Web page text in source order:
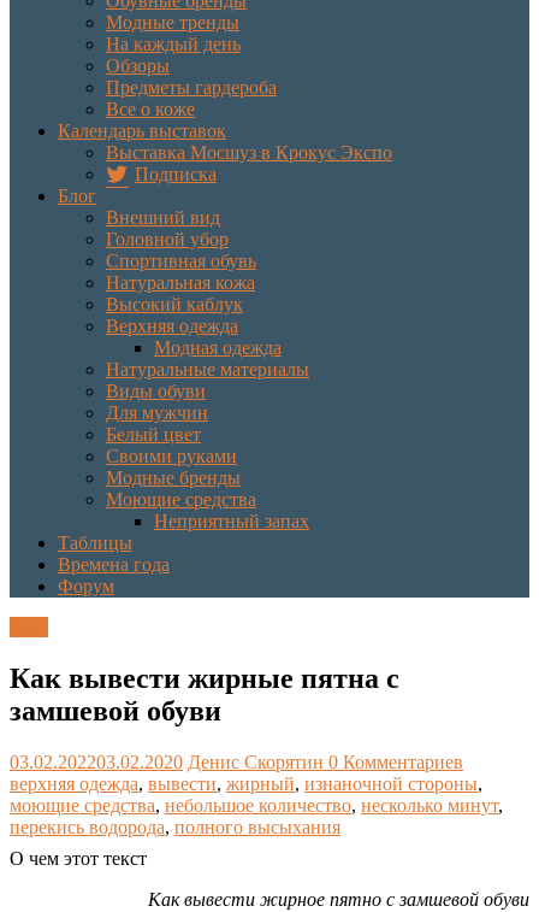
Модные тренды
На каждый день
Обзоры
Предметы гардероба
Все о коже
Календарь выставок
Выставка Мосшуз в Крокус Экспо
Подписка
Блог
Внешний вид
Головной убор
Спортивная обувь
Натуральная кожа
Высокий каблук
Верхняя одежда
Модная одежда
Натуральные материалы
Виды обуви
Для мужчин
Белый цвет
Своими руками
Модные бренды
Моющие средства
Неприятный запах
Таблицы
Времена года
Форум
Как вывести жирные пятна с
замшевой обуви
03.02.202203.02.2020 Денис Скорятин 0 Комментариев
верхняя одежда, вывести, жирный, изнаночной стороны,
моющие средства, небольшое количество, несколько минут,
перекись водорода, полного высыхания
О чем этот текст
Как вывести жирное пятно с замшевой обуви